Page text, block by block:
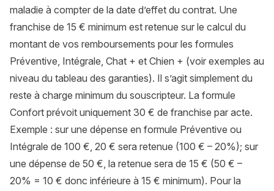
maladie à compter de la date d’effet du contrat. Une
franchise de 15 € minimum est retenue sur le calcul du
montant de vos remboursements pour les formules
Préventive, Intégrale, Chat + et Chien + (voir exemples au
niveau du tableau des garanties). Il s’agit simplement du
reste à charge minimum du souscripteur. La formule
Confort prévoit uniquement 30 € de franchise par acte.
Exemple : sur une dépense en formule Préventive ou
Intégrale de 100 €, 20 € sera retenue (100 € – 20%); sur
une dépense de 50 €, la retenue sera de 15 € (50 € –
20% = 10 € donc inférieure à 15 € minimum). Pour la